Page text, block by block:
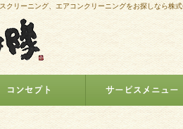
リーニング、エアコンクリーニングをお探しなら株
コンセプト サービスメニュー